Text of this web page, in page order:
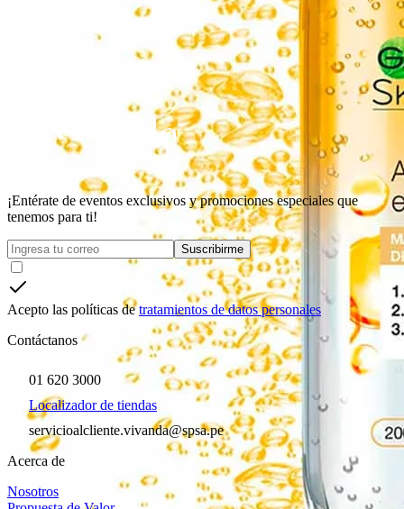
¡Entérate de eventos exclusivos y promociones especiales que
tenemos para ti!
Suscribirme
Acepto las políticas de tratamientos de datos personales
Contáctanos
01 620 3000
Localizador de tiendas
servicioalcliente.vivanda@spsa.pe
Acerca de
Nosotros